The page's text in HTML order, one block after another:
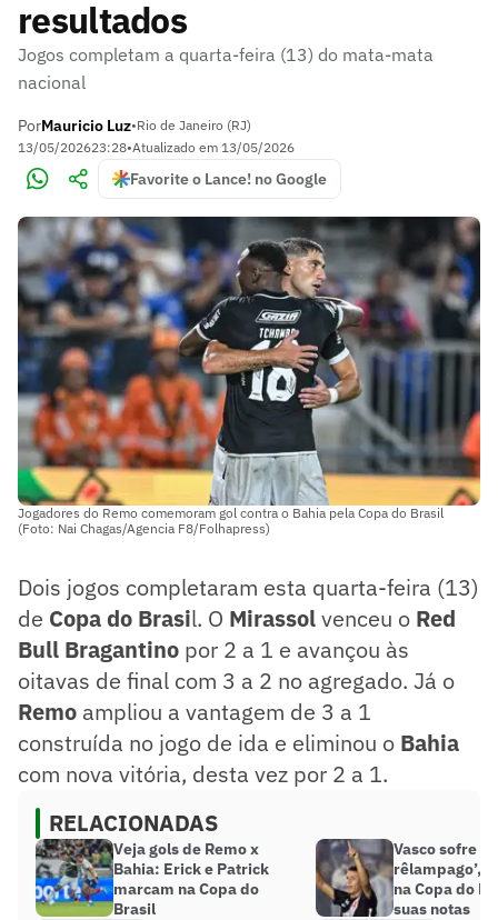
resultados
Jogos completam a quarta-feira (13) do mata-mata
nacional
PorMauricio Luz•Rio de Janeiro (RJ)
13/05/202623:28•Atualizado em 13/05/2026
Favorite o Lance! no Google
Jogadores do Remo comemoram gol contra o Bahia pela Copa do Brasil
(Foto: Nai Chagas/Agencia F8/Folhapress)
Dois jogos completaram esta quarta-feira (13)
de Copa do Brasil. O Mirassolvenceu o Red
Bull Bragantino por 2 a 1 e avançou às
oitavas de final com 3 a 2 no agregado. Já o
Remo ampliou a vantagem de 3 a 1
construída no jogo de ida e eliminou o Bahia
com nova vitória, desta vez por 2 a 1.
RELACIONADAS
Veja gols de Remo x
Bahia: Erick e Patrick
marcam na Copa do
Brasil
Vasco sofre
rêlampago’,
na Copa do
suas notas